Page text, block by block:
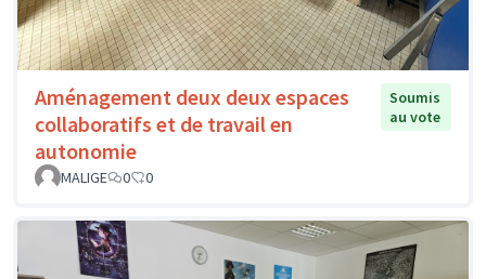
Aménagement deux deux espaces
collaboratifs et de travail en
autonomie
Soumis
au vote
MALIGE 0 0